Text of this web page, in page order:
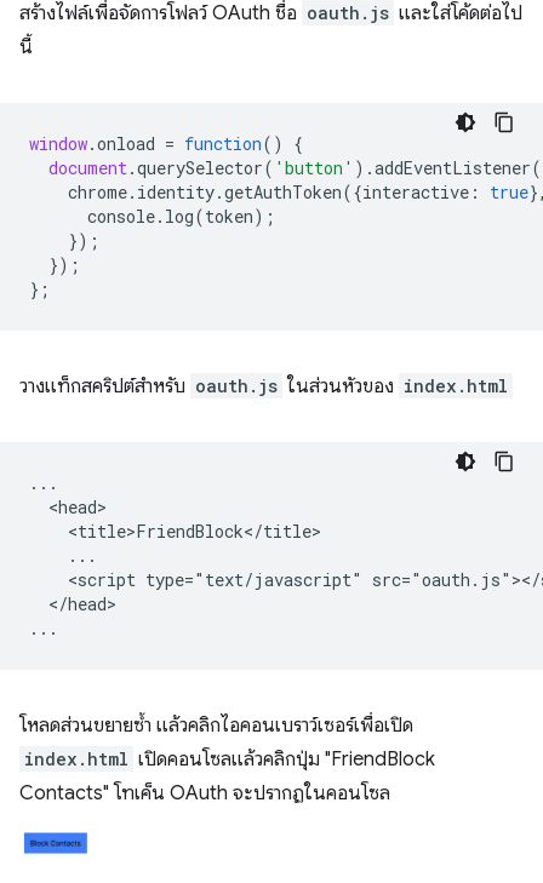
สร้างไฟล์เพื่อจัดการโฟลว์ OAuth ชื่อ oauth.js และใส่โค้ดต่อไป
นี้
window.onload = function()
{
document.querySelector( 'button' ).addEventListener(
chrome. identity.getAuthToken({interactive : true
console. log(token);
});
});
};
วางแท็กสคริปต์สำหรับ oauth.js ในส่วนหัวของ index.html
...
  <head>
    <title>FriendBlock</title>
    ...
<script type="text/javascript"
  </head>
โหลดส่วนขยายซ้ำ แล้วคลิกไอคอนเบราว์เซอร์เพื่อเปิด
index.html เปิดคอนโซลแล้วคลิกปุ่ม "FriendBlock
Contacts" โทเค็น OAuth จะปรากฏในคอนโซล